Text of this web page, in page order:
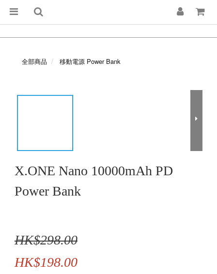
全部商品 移動電源 Power Bank
X.ONE Nano 10000mAh PD
Power Bank
HK$298.00
HK$198.00